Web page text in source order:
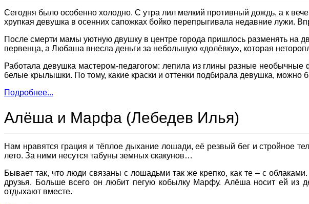
Сегодня было особенно холодно. С утра лил мелкий противный дождь, а к
хрупкая девушка в осенних сапожках бойко перепрыгивала недавние лужи.
После смерти мамы уютную двушку в центре города пришлось разменять на
первенца, а Любаша внесла деньги за небольшую «долёвку», которая
Работала девушка мастером-педагогом: лепила из глины разные
белые крылышки. По тому, какие краски и оттенки подбирала девушка, можно
Подробнее...
Алёша и Марфа (Лебедев Илья)
Нам нравятся грация и тёплое дыхание лошади, её резвый бег и стройное
лето. За ними несутся табуны земных скакунов…
Бывает так, что люди связаны с лошадьми так же крепко, как те – с
друзья. Больше всего он любит пегую кобылку Марфу. Алёша носит ей из
отдыхают вместе.